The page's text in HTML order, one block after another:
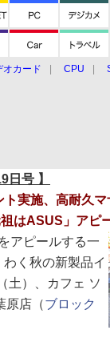
オカード CPU
日号 】
実施、高耐久
祖はASUS」アピ
アピールする一
く秋の新製品イ
土）、カフェ ソ
原店（ブロック